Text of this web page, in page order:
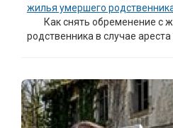
жилья умершего
Как снять обременение с
родственника в случае